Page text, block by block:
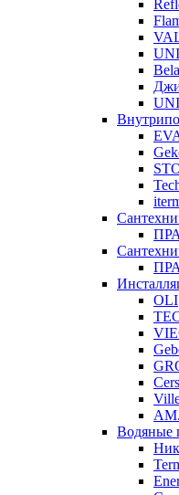
OLI
Водяные